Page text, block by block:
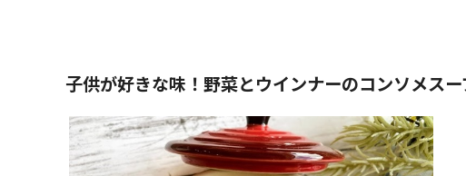
子供が好きな味！野菜とウインナーのコンソメスー